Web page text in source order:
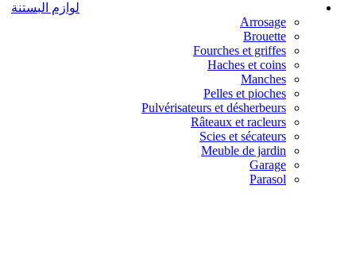
لوازم البستنة
Arrosage
Brouette
Fourches et griffes
Haches et coins
Manches
Pelles et pioches
Pulvérisateurs et désherbeurs
Râteaux et racleurs
Scies et sécateurs
Meuble de jardin
Garage
Parasol